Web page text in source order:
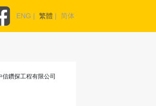
ENG | 繁體 | 简体